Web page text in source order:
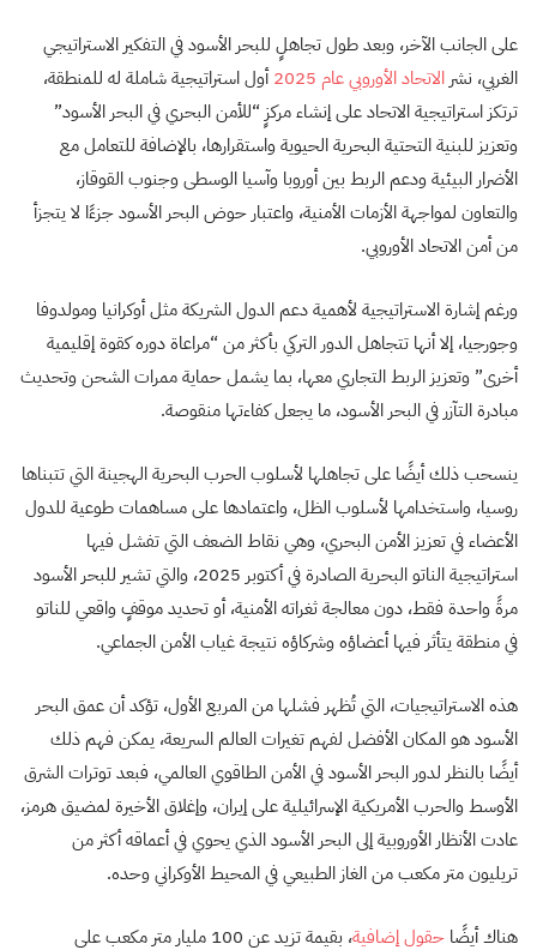
على الجانب الآخر، وبعد طول تجاهلٍ للبحر الأسود في التفكير الاستراتيجي
الغربي، نشر الاتحاد الأوروبي عام 2025
أول استراتيجية شاملة له للمنطقة،
ترتكز استراتيجية الاتحاد على إنشاء مركزٍ “للأمن البحري في البحر الأسود”
وتعزيز للبنية التحتية البحرية الحيوية واستقرارها، بالإضافة للتعامل مع
الأضرار البيئية ودعم الربط بين أوروبا وآسيا الوسطى وجنوب القوقاز،
والتعاون لمواجهة الأزمات الأمنية، واعتبار حوض البحر الأسود جزءًا لا يتجزأ
من أمن الاتحاد الأوروبي.
ورغم إشارة الاستراتيجية لأهمية دعم الدول الشريكة مثل أوكرانيا ومولدوفا
وجورجيا، إلا أنها تتجاهل الدور التركي بأكثر من “مراعاة دوره كقوة إقليمية
أخرى” وتعزيز الربط التجاري معها، بما يشمل حماية ممرات الشحن وتحديث
مبادرة التآزر في البحر الأسود، ما يجعل كفاءتها منقوصة.
ينسحب ذلك أيضًا على تجاهلها لأسلوب الحرب البحرية الهجينة التي تتبناها
روسيا، واستخدامها لأسلوب الظل، واعتمادها على مساهمات طوعية للدول
الأعضاء في تعزيز الأمن البحري، وهي نقاط الضعف التي تفشل فيها
استراتيجية الناتو البحرية الصادرة في أكتوبر 2025، والتي تشير للبحر الأسود
مرةً واحدة فقط، دون معالجة ثغراته الأمنية، أو تحديد موقفٍ واقعي للناتو
في منطقة يتأثر فيها أعضاؤه وشركاؤه نتيجة غياب الأمن الجماعي.
هذه الاستراتيجيات، التي تُظهر فشلها من المربع الأول، تؤكد أن عمق البحر
الأسود هو المكان الأفضل لفهم تغيرات العالم السريعة، يمكن فهم ذلك
أيضًا بالنظر لدور البحر الأسود في الأمن الطاقوي العالمي، فبعد توترات الشرق
الأوسط والحرب الأمريكية الإسرائيلية على إيران، وإغلاق الأخيرة لمضيق هرمز،
عادت الأنظار الأوروبية إلى البحر الأسود الذي يحوي في أعماقه أكثر من
تريليون متر مكعب من الغاز الطبيعي في المحيط الأوكراني وحده.
هناك أيضًا حقول إضافية ، بقيمة تزيد عن 100 مليار متر مكعب على